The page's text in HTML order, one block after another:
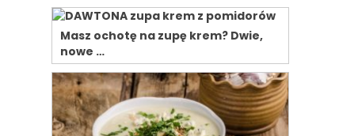
Masz ochotę na zupę krem? Dwie,
nowe …